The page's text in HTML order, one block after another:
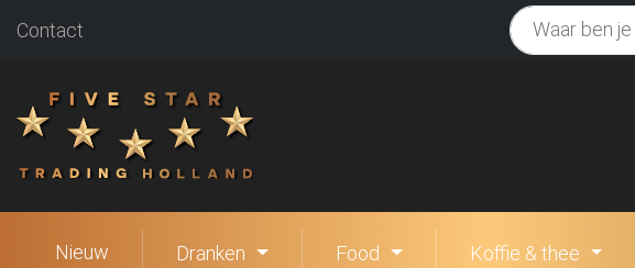
Contact
Nieuw Dranken Food Koffie & thee